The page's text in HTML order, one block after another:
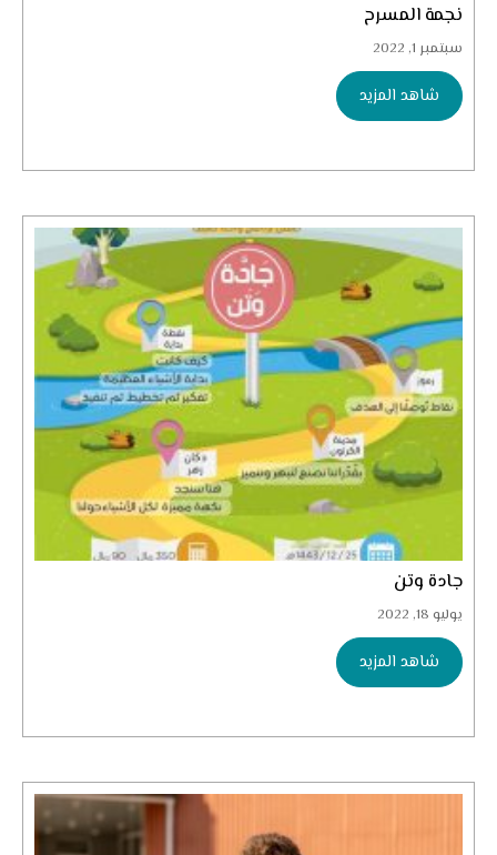
نجمة المسرح
سبتمبر 1, 2022
شاهد المزيد
جادة وتن
يوليو 18, 2022
شاهد المزيد